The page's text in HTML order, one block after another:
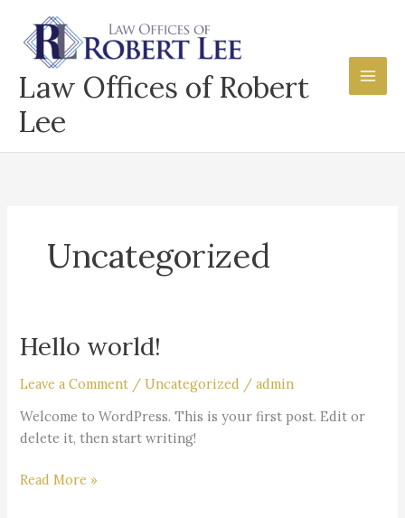
content
Law Offices of Robert
Lee
Uncategorized
Hello world!
Leave a Comment /Uncategorized /admin
Welcome to WordPress. This is your first post. Edit or
delete it, then start writing!
Hello
world!
Read More »